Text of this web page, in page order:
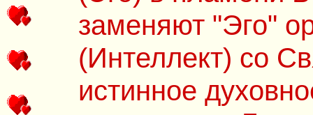
заменяют "Эго"
(Интеллект) со
истинное